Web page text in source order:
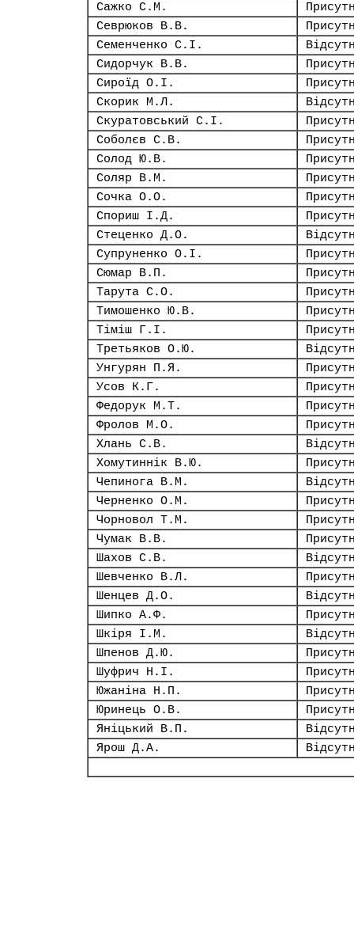
Сажко С.М.
Севрюков В.В.
Семенченко С.І.
Сидорчук В.В.
Сироїд О.І.
Скорик М.Л.
Скуратовський С.І.
Соболєв С.В.
Солод Ю.В.
Соляр В.М.
Сочка О.О.
Спориш І.Д.
Стеценко Д.О.
Супруненко О.І.
Сюмар В.П.
Тарута С.О.
Тимошенко Ю.В.
Тіміш Г.І.
Третьяков О.Ю.
Унгурян П.Я.
Усов К.Г.
Федорук М.Т.
Фролов М.О.
Хлань С.В.
Хомутиннік В.Ю.
Чепинога В.М.
Черненко О.М.
Чорновол Т.М.
Чумак В.В.
Шахов С.В.
Шевченко В.Л.
Шенцев Д.О.
Шипко А.Ф.
Шкіря І.М.
Шпенов Д.Ю.
Шуфрич Н.І.
Южаніна Н.П.
Юринець О.В.
Яніцький В.П.
Ярош Д.А.